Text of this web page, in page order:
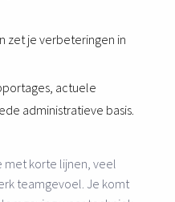
zet je verbeteringen in
actuele
administratieve basis.
met korte lijnen, veel
teamgevoel. Je komt